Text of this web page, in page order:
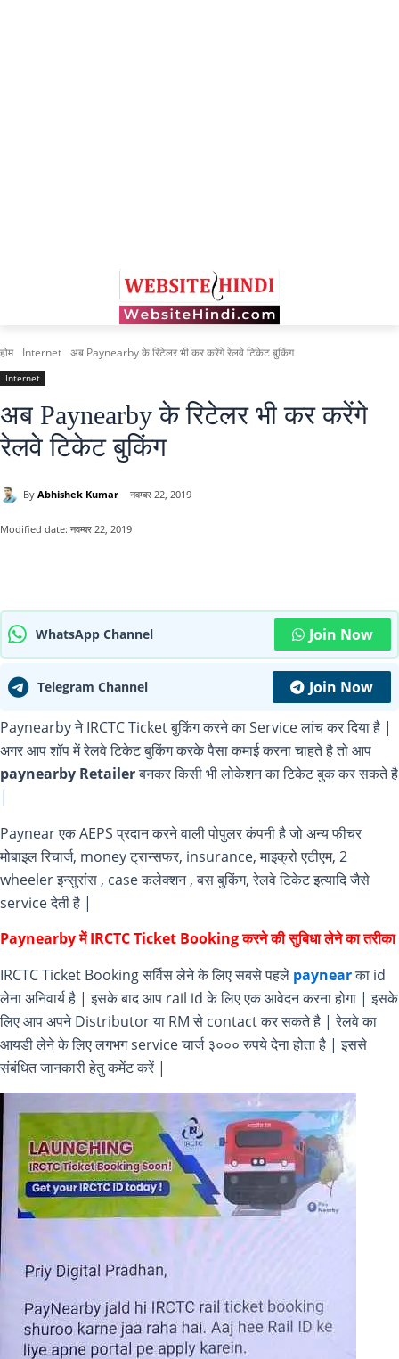
होम Internet अब Paynearby के रिटेलर भी कर करेंगे रेलवे टिकेट बुकिंग
Internet
अब Paynearby के रिटेलर भी कर करेंगे
रेलवे टिकेट बुकिंग
By Abhishek Kumar नवम्बर 22, 2019
Modified date: नवम्बर 22, 2019
WhatsApp Channel Join Now
Telegram Channel Join Now
Paynearby ने IRCTC Ticket बुकिंग करने का Service लांच कर दिया है |
अगर आप शॉप में रेलवे टिकेट बुकिंग करके पैसा कमाई करना चाहते है तो आप
paynearby Retailerबनकर किसी भी लोकेशन का टिकेट बुक कर सकते है
|
Paynear एक AEPS प्रदान करने वाली पोपुलर कंपनी है जो अन्य फीचर
मोबाइल रिचार्ज, money ट्रान्सफर, insurance, माइक्रो एटीएम, 2
wheeler इन्सुरांस , case कलेक्शन , बस बुकिंग, रेलवे टिकेट इत्यादि जैसे
service देती है |
Paynearby में IRCTC Ticket Booking करने की सुबिधा लेने का तरीका
IRCTC Ticket Booking सर्विस लेने के लिए सबसे पहले paynearका id
लेना अनिवार्य है | इसके बाद आप rail id के लिए एक आवेदन करना होगा | इसके
लिए आप अपने Distributor या RM से contact कर सकते है | रेलवे का
आयडी लेने के लिए लगभग service चार्ज ३००० रुपये देना होता है | इससे
संबंधित जानकारी हेतु कमेंट करें |